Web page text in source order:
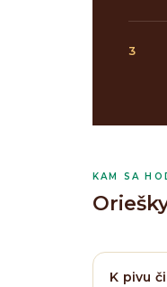
3
KAM SA
K pivu